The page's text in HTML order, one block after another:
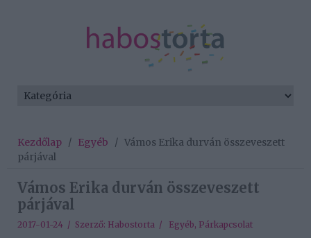
Kezdőlap / Egyéb / Vámos Erika durván összeveszett
párjával
Vámos Erika durván összeveszett
párjával
2017-01-24 / Szerző: Habostorta / Egyéb, Párkapcsolat